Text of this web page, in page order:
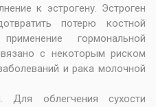
к эстрогену. Эстроген
потерю костной
гормональной
с некоторым риском
и рака молочной
Для облегчения сухости